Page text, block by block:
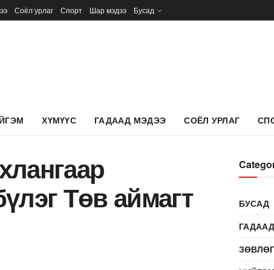
Соёл урлаг Спорт Шар мэдээ Бусад
ХҮМҮҮС ГАДААД МЭДЭЭ СОЁЛ УРЛАГ
Төв аймагт
БУСАД